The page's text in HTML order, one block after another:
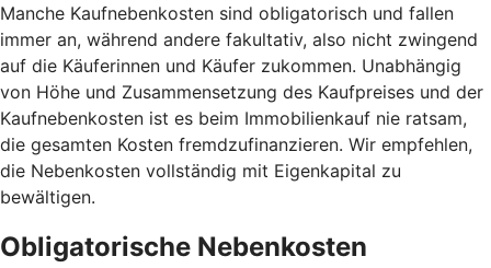
Manche Kaufnebenkosten sind obligatorisch und fallen
immer an, während andere fakultativ, also nicht zwingend
auf die Käuferinnen und Käufer zukommen. Unabhängig
von Höhe und Zusammensetzung des Kaufpreises und der
Kaufnebenkosten ist es beim Immobilienkauf nie ratsam,
die gesamten Kosten fremdzufinanzieren. Wir empfehlen,
die Nebenkosten vollständig mit Eigenkapital zu
bewältigen.
Obligatorische Nebenkosten